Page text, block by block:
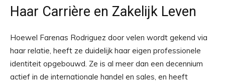
Haar Carrière en Zakelijk Leven
Hoewel Farenas Rodriguez door velen wordt gekend via
haar relatie, heeft ze duidelijk haar eigen professionele
identiteit opgebouwd. Ze is al meer dan een decennium
actief in de internationale handel en sales, en heeft